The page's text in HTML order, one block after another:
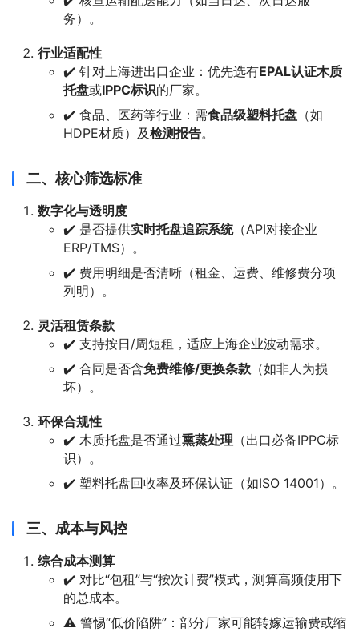
务）。
行业适配性
✔️ 针对上海进出口企业：优先选有EPAL认证木质
托盘或IPPC标识的厂家。
✔️ 食品、医药等行业：需食品级塑料托盘 （如
HDPE材质）及检测报告。
二、核心筛选标准
数字化与透明度
✔️ 是否提供实时托盘追踪系统（API对接企业
ERP/TMS）。
✔️ 费用明细是否清晰（租金、运费、维修费分项
列明）。
灵活租赁条款
✔️ 支持按日/周短租，适应上海企业波动需求。
✔️ 合同是否含免费维修/更换条款 （如非人为损
坏）。
环保合规性
✔️ 木质托盘是否通过熏蒸处理 （出口必备IPPC标
识）。
✔️ 塑料托盘回收率及环保认证（如ISO 14001）。
三、成本与风控
综合成本测算
✔️ 对比“包租”与“按次计费”模式，测算高频使用下
的总成本。
⚠️ 警惕“低价陷阱”：部分厂家可能转嫁运输费或缩